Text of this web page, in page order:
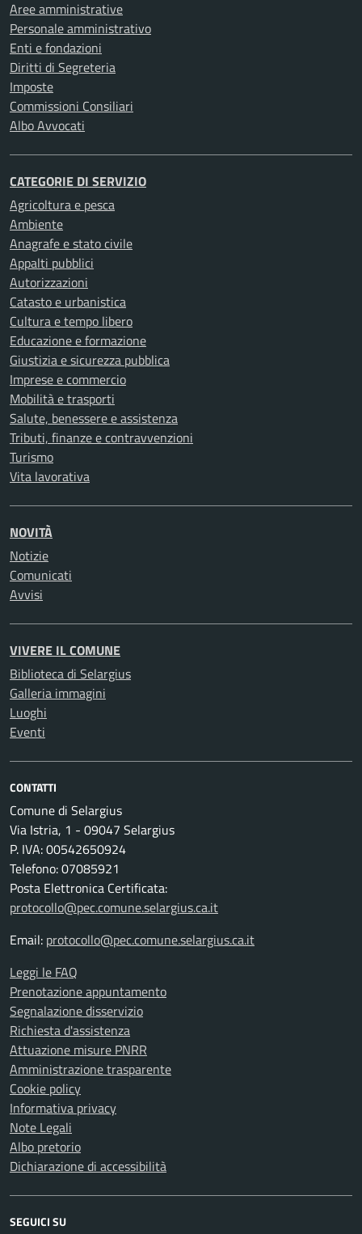
Aree amministrative
Personale amministrativo
Enti e fondazioni
Diritti di Segreteria
Imposte
Commissioni Consiliari
Albo Avvocati
CATEGORIE DI SERVIZIO
Agricoltura e pesca
Ambiente
Anagrafe e stato civile
Appalti pubblici
Autorizzazioni
Catasto e urbanistica
Cultura e tempo libero
Educazione e formazione
Giustizia e sicurezza pubblica
Imprese e commercio
Mobilità e trasporti
Salute, benessere e assistenza
Tributi, finanze e contravvenzioni
Turismo
Vita lavorativa
NOVITÀ
Notizie
Comunicati
Avvisi
VIVERE IL COMUNE
Biblioteca di Selargius
Galleria immagini
Luoghi
Eventi
CONTATTI
Comune di Selargius
Via Istria, 1 - 09047 Selargius
P. IVA: 00542650924
Telefono: 07085921
Posta Elettronica Certificata:
protocollo@pec.comune.selargius.ca.it
Email: protocollo@pec.comune.selargius.ca.it
Leggi le FAQ
Prenotazione appuntamento
Segnalazione disservizio
Richiesta d'assistenza
Attuazione misure PNRR
Amministrazione trasparente
Cookie policy
Informativa privacy
Note Legali
Albo pretorio
Dichiarazione di accessibilità
SEGUICI SU